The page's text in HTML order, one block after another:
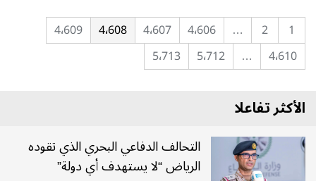
1
2
… 4٬606 4٬607 4٬608
4٬609
4٬610
… 5٬712 5٬713
الأكثر تفاعلا
التحالف الدفاعي البحري الذي تقوده
الرياض “لا يستهدف أي دولة”